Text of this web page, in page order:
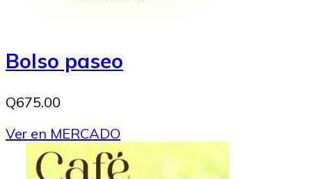
Bolso paseo
Q675.00
Ver en MERCADO